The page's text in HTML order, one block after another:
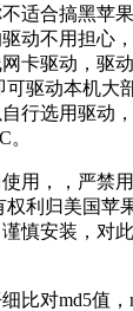
适合搞黑苹
动不用担心
卡驱动，驱
可驱动本机大
行选用驱动
用，，严禁
权利归美国苹
慎安装，对
比对md5值